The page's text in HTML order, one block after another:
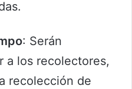
: Serán
a los recolectores,
recolección de